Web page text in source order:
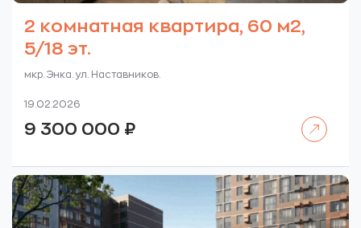
2 комнатная квартира, 60 м2,
5/18 эт.
мкр. Энка. ул. Наставников.
19.02.2026
9 300 000 ₽